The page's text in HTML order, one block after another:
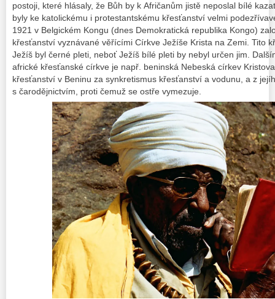
postoji, které hlásaly, že Bůh by k Afričanům jistě neposlal bílé
byly ke katolickému i protestantskému křesťanství velmi
1921 v Belgickém Kongu (dnes Demokratická republika Kongo)
křesťanství vyznávané věřícími Církve Ježíše Krista na Zemi. Tito
Ježíš byl černé pleti, neboť Ježíš bílé pleti by nebyl určen jim.
africké křesťanské církve je např. beninská Nebeská církev
křesťanství v Beninu za synkretismus křesťanství a vodunu, a z
s čarodějnictvím, proti čemuž se ostře vymezuje.